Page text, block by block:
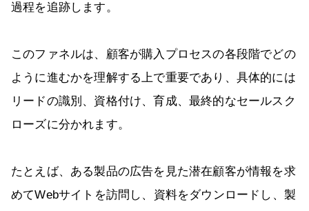
過程を追跡します。
このファネルは、顧客が購入プロセスの各段階でどの
ように進むかを理解する上で重要であり、具体的には
リードの識別、資格付け、育成、最終的なセールスク
ローズに分かれます。
たとえば、ある製品の広告を見た潜在顧客が情報を求
めてWebサイトを訪問し、資料をダウンロードし、製